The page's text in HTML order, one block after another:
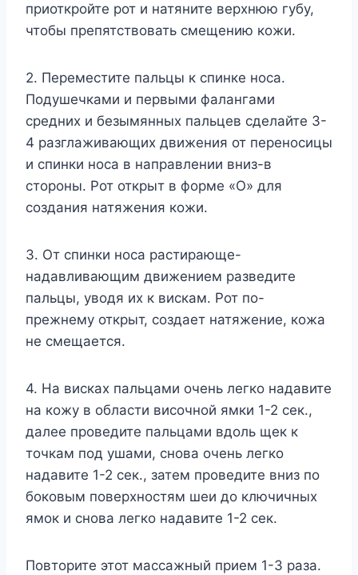
приоткройте рот и натяните верхнюю губу,
чтобы препятствовать смещению кожи.
2. Переместите пальцы к спинке носа.
Подушечками и первыми фалангами
средних и безымянных пальцев сделайте 3-
4 разглаживающих движения от переносицы
и спинки носа в направлении вниз-в
стороны. Рот открыт в форме «О» для
создания натяжения кожи.
3. От спинки носа растирающе-
надавливающим движением разведите
пальцы, уводя их к вискам. Рот по-
прежнему открыт, создает натяжение, кожа
не смещается.
4. На висках пальцами очень легко надавите
на кожу в области височной ямки 1-2 сек.,
далее проведите пальцами вдоль щек к
точкам под ушами, снова очень легко
надавите 1-2 сек., затем проведите вниз по
боковым поверхностям шеи до ключичных
ямок и снова легко надавите 1-2 сек.
Повторите этот массажный прием 1-3 раза.